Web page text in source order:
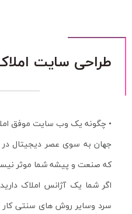
طراحی سایت
• چگونه یک وب سایت موفق
جهان به سوی عصر دیجیتال
که صنعت و پیشه شما موثر
اگر شما یک آژانس املاک
سرد وسایر روش های سنتی کار